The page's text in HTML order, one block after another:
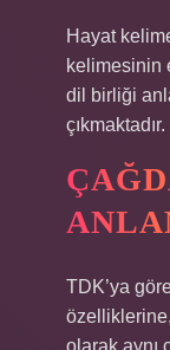
Hayat
kelimesinin
dil birliği
çıkmaktadır.
TDK’ya
olarak aynı